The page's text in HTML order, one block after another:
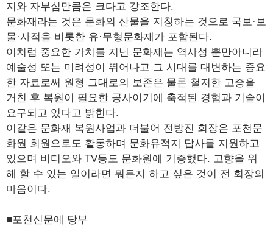
지와 자부심만큼은 크다고 강조한다.
문화재라는 것은 문화의 산물을 지칭하는 것으로 국보·보
물·사적을 비롯한 유·무형문화재가 포함된다.
이처럼 중요한 가치를 지닌 문화재는 역사성 뿐만아니라
예술성 또는 미려성이 뛰어나고 그 시대를 대변하는 중요
한 자료로써 원형 그대로의 보존은 물론 철저한 고증을
거친 후 복원이 필요한 공사이기에 축적된 경험과 기술이
요구되고 있다고 밝힌다.
이같은 문화재 복원사업과 더불어 전방진 회장은 포천문
화원 회원으로도 활동하며 문화유적지 답사를 지원하고
있으며 비디오와 TV등도 문화원에 기증했다. 고향을 위
해 할 수 있는 일이라면 뭐든지 하고 싶은 것이 전 회장의
마음이다.
■포천신문에 당부